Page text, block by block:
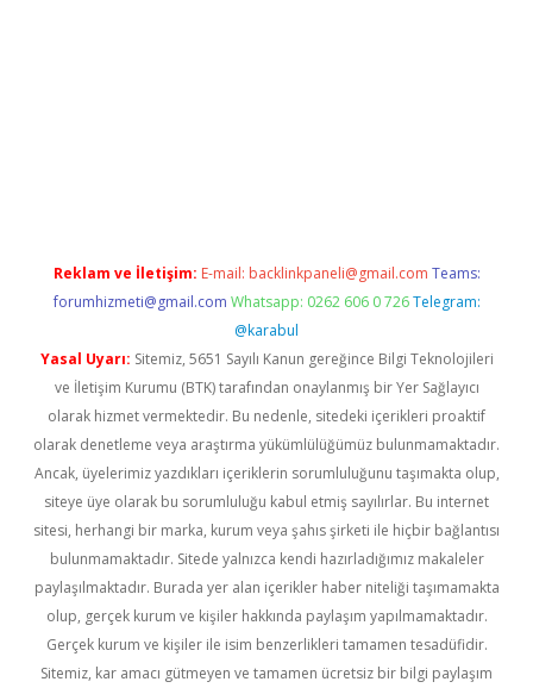
Reklam ve İletişim: E-mail: backlinkpaneli@gmail.com Teams:
forumhizmeti@gmail.com Whatsapp: 0262 606 0 726 Telegram:
@karabul
Yasal Uyarı: Sitemiz, 5651 Sayılı Kanun gereğince Bilgi Teknolojileri
ve İletişim Kurumu (BTK) tarafından onaylanmış bir Yer Sağlayıcı
olarak hizmet vermektedir. Bu nedenle, sitedeki içerikleri proaktif
olarak denetleme veya araştırma yükümlülüğümüz bulunmamaktadır.
Ancak, üyelerimiz yazdıkları içeriklerin sorumluluğunu taşımakta olup,
siteye üye olarak bu sorumluluğu kabul etmiş sayılırlar. Bu internet
sitesi, herhangi bir marka, kurum veya şahıs şirketi ile hiçbir bağlantısı
bulunmamaktadır. Sitede yalnızca kendi hazırladığımız makaleler
paylaşılmaktadır. Burada yer alan içerikler haber niteliği taşımamakta
olup, gerçek kurum ve kişiler hakkında paylaşım yapılmamaktadır.
Gerçek kurum ve kişiler ile isim benzerlikleri tamamen tesadüfidir.
Sitemiz, kar amacı gütmeyen ve tamamen ücretsiz bir bilgi paylaşım